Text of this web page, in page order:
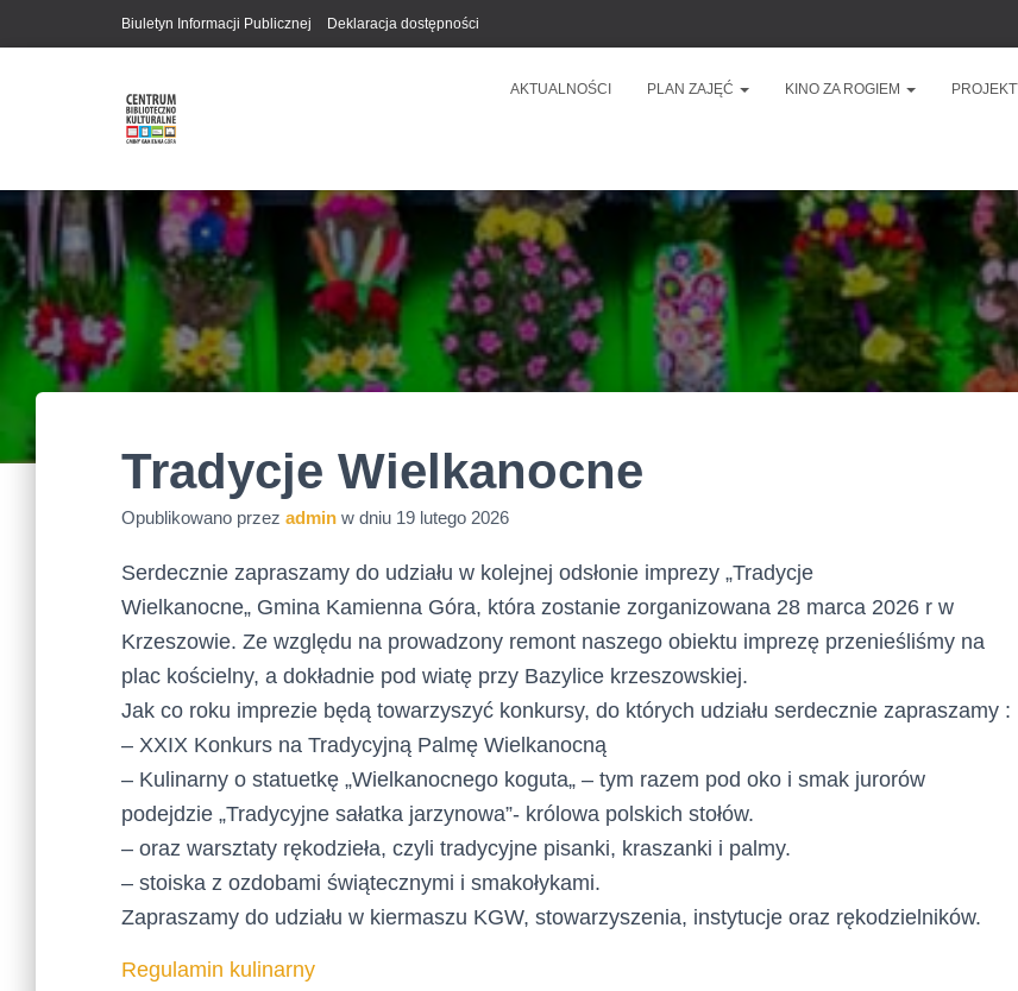
Biuletyn Informacji Publicznej Deklaracja dostępności
AKTUALNOŚCI PLAN ZAJĘĆ KINO ZA ROGIEM
Tradycje Wielkanocne
Opublikowano przez admin w dniu 19 lutego 2026
Serdecznie zapraszamy do udziału w kolejnej odsłonie imprezy „Tradycje
Wielkanocne„ Gmina Kamienna Góra, która zostanie zorganizowana 28 marca 2026 r w
Krzeszowie. Ze względu na prowadzony remont naszego obiektu imprezę przenieśliśmy na
plac kościelny, a dokładnie pod wiatę przy Bazylice krzeszowskiej.
Jak co roku imprezie będą towarzyszyć konkursy, do których udziału serdecznie zapraszamy :
– XXIX Konkurs na Tradycyjną Palmę Wielkanocną
– Kulinarny o statuetkę „Wielkanocnego koguta„ – tym razem pod oko i smak jurorów
podejdzie „Tradycyjne sałatka jarzynowa”- królowa polskich stołów.
– oraz warsztaty rękodzieła, czyli tradycyjne pisanki, kraszanki i palmy.
– stoiska z ozdobami świątecznymi i smakołykami.
Zapraszamy do udziału w kiermaszu KGW, stowarzyszenia, instytucje oraz rękodzielników.
Regulamin kulinarny